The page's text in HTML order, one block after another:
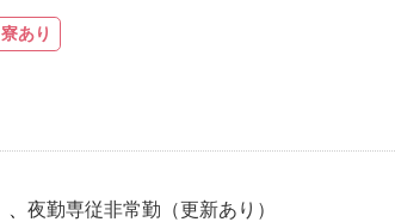
寮あり
夜勤専従非常勤（更新あり）